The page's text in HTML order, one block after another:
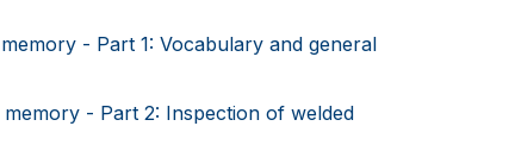
- Part 1: Vocabulary and general
- Part 2: Inspection of welded